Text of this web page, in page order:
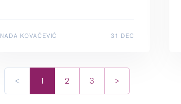
NADA KOVAČEVIĆ 31 DEC
< 1 2 3 >